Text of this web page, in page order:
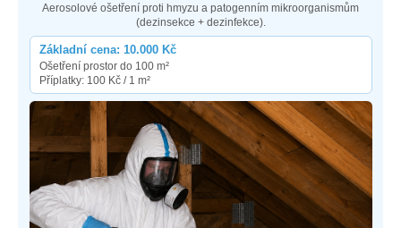
Aerosolové ošetření proti hmyzu a patogenním mikroorganismům
(dezinsekce + dezinfekce).
Základní cena: 10.000 Kč
Ošetření prostor do 100 m²
Příplatky: 100 Kč / 1 m²